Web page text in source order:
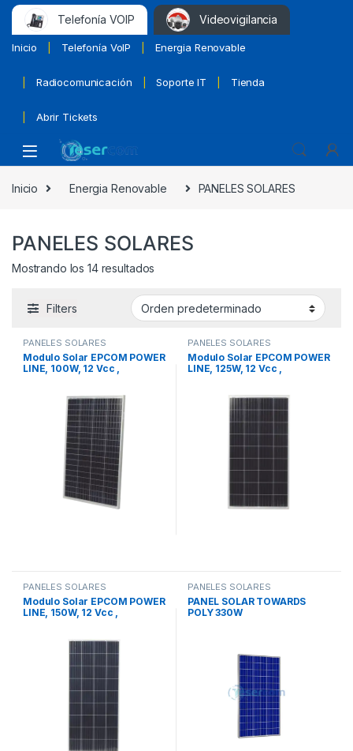
Telefonía VOIP Videovigilancia
Inicio Telefonía VoIP Energia Renovable
Radiocomunicación Soporte IT Tienda
Abrir Tickets
Inicio Energia Renovable PANELES SOLARES
PANELES SOLARES
Mostrando los 14 resultados
Filters
PANELES SOLARES
Modulo Solar EPCOM POWER
LINE, 100W, 12 Vcc ,
PANELES SOLARES
Modulo Solar EPCOM POWER
LINE, 125W, 12 Vcc ,
PANELES SOLARES
Modulo Solar EPCOM POWER
LINE, 150W, 12 Vcc ,
PANELES SOLARES
PANEL SOLAR TOWARDS
POLY 330W